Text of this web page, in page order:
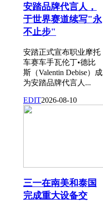
安踏品牌代言人，
于世界赛道续写"永
不止步"
安踏正式宣布职业摩托
车赛车手瓦伦丁•德比
斯（Valentin Debise）成
为安踏品牌代言人...
EDIT2026-08-10
三一在南美和泰国
完成重大设备交